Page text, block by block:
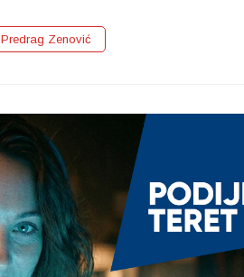
Predrag Zenović